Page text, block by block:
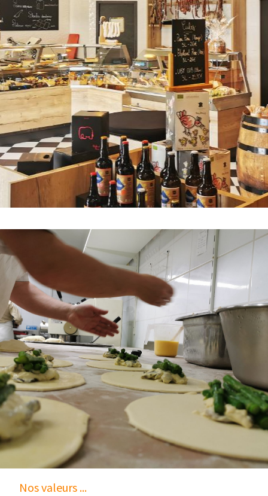
Nos valeurs ...